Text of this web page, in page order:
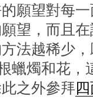
願望對每
望，而且
法越稀少
蠟燭和花，
之外參拜